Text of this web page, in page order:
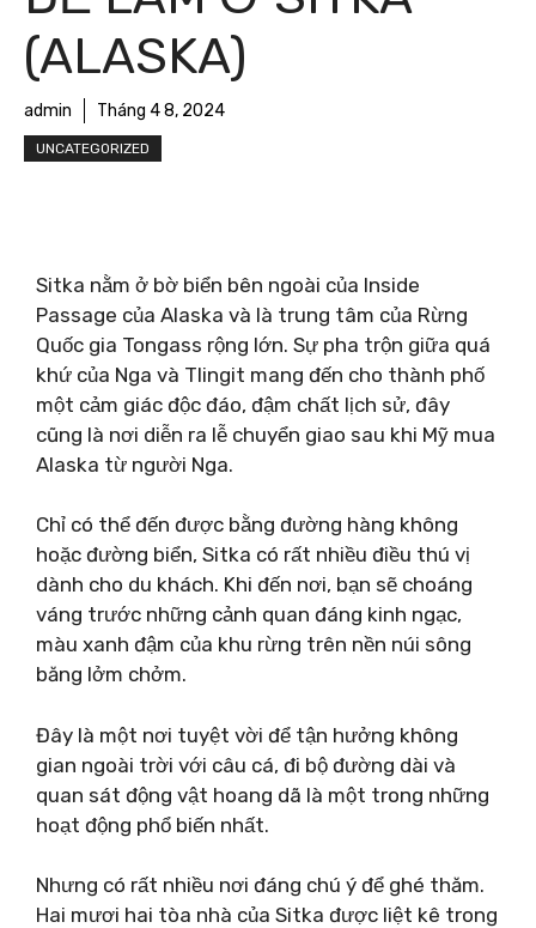
(ALASKA)
admin Tháng 4 8, 2024
UNCATEGORIZED
Sitka nằm ở bờ biển bên ngoài của Inside
Passage của Alaska và là trung tâm của Rừng
Quốc gia Tongass rộng lớn. Sự pha trộn giữa quá
khứ của Nga và Tlingit mang đến cho thành phố
một cảm giác độc đáo, đậm chất lịch sử, đây
cũng là nơi diễn ra lễ chuyển giao sau khi Mỹ mua
Alaska từ người Nga.
Chỉ có thể đến được bằng đường hàng không
hoặc đường biển, Sitka có rất nhiều điều thú vị
dành cho du khách. Khi đến nơi, bạn sẽ choáng
váng trước những cảnh quan đáng kinh ngạc,
màu xanh đậm của khu rừng trên nền núi sông
băng lởm chởm.
Đây là một nơi tuyệt vời để tận hưởng không
gian ngoài trời với câu cá, đi bộ đường dài và
quan sát động vật hoang dã là một trong những
hoạt động phổ biến nhất.
Nhưng có rất nhiều nơi đáng chú ý để ghé thăm.
Hai mươi hai tòa nhà của Sitka được liệt kê trong